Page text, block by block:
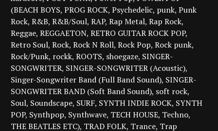
(BEACH BOYS PROG ROCK Psychedelic punk Punk
Rock R&B R&B/Soul RAP Rap Metal Rap Rock
Reggae REGGAETON RETRO GUITAR ROCK POP
Retro Soul Rock Rock N Roll Rock Pop Rock punk
Rock/Punk rockk ROOTS shoegaze SINGER-
SONGWRITER SINGER-SONGWRITER (Acoustic)
Singer-Songwriter Band (Full Band Sound) SINGER-
SONGWRITER BAND (Soft Band Sound) soft rock
Soul Soundscape SURF SYNTH INDIE ROCK SYNTH
POP Synthpop Synthwave TECH HOUSE Techno
THE BEATLES ETC) TRAD FOLK Trance Trap